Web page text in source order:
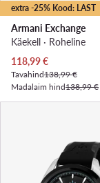
extra -25% Kood: LAST
Armani Exchange
Käekell · Roheline
Praegune hind
118,99€
Tavahind138,99 €
Madalaim hind138,99 €